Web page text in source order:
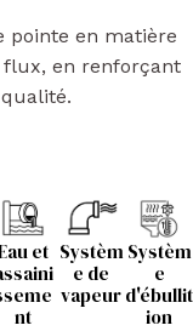
pointe en matière
flux, en renforçant
et
nt
Systèm
e de
vapeur
Systèm
e
d'ébullit
ion